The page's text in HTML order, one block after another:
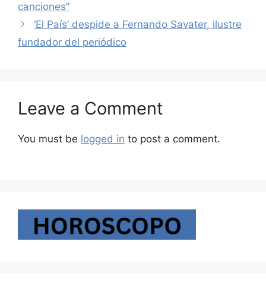
canciones”
‘El País’ despide a Fernando Savater, ilustre
fundador del periódico
Leave a Comment
You must be logged in to post a comment.